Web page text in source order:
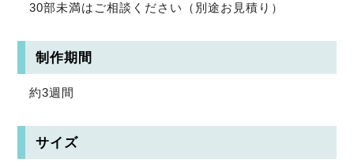
30部未満はご相談ください（別途お見積り）
制作期間
約3週間
サイズ